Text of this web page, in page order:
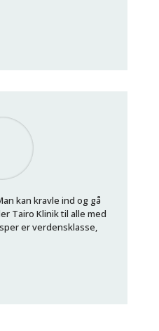
kan kravle ind og gå
Tairo Klinik til alle med
er verdensklasse,